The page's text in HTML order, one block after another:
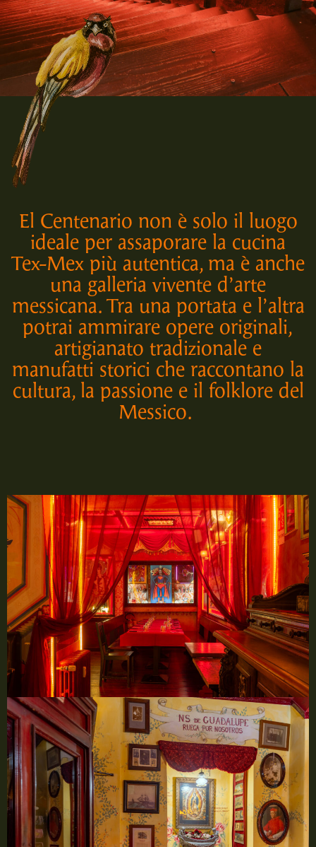
El Centenario non è solo il luogo
ideale per assaporare la cucina
Tex-Mex più autentica, ma è anche
una galleria vivente d’arte
messicana. Tra una portata e l’altra
potrai ammirare opere originali,
artigianato tradizionale e
manufatti storici che raccontano la
cultura, la passione e il folklore del
Messico.